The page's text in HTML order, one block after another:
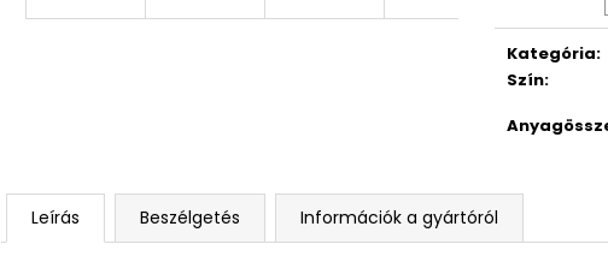
Kategória:
Szín:
Leírás Beszélgetés Információk a gyártóról